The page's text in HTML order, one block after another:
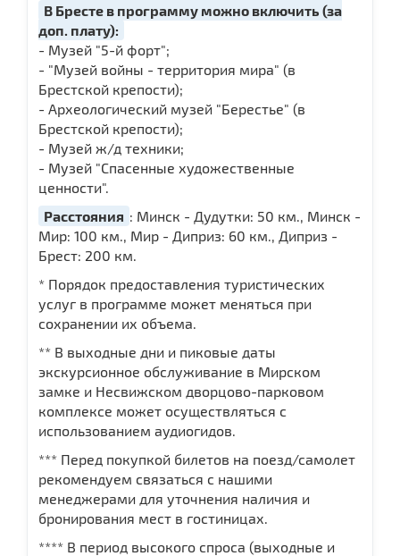
В Бресте в программу можно включить (за
доп. плату):
- Музей "5-й форт";
- "Музей войны - территория мира" (в
Брестской крепости);
- Археологический музей "Берестье" (в
Брестской крепости);
- Музей ж/д техники;
- Музей "Спасенные художественные
ценности".
Расстояния : Минск - Дудутки: 50 км., Минск -
Мир: 100 км., Мир - Диприз: 60 км., Диприз -
Брест: 200 км.
* Порядок предоставления туристических
услуг в программе может меняться при
сохранении их объема.
** В выходные дни и пиковые даты
экскурсионное обслуживание в Мирском
замке и Несвижском дворцово-парковом
комплексе может осуществляться с
использованием аудиогидов.
*** Перед покупкой билетов на поезд/самолет
рекомендуем связаться с нашими
менеджерами для уточнения наличия и
бронирования мест в гостиницах.
**** В период высокого спроса (выходные и